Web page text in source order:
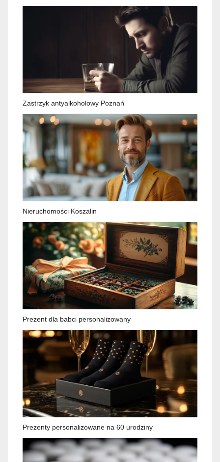
Zastrzyk antyalkoholowy Poznań
Nieruchomości Koszalin
Prezent dla babci personalizowany
Prezenty personalizowane na 60 urodziny